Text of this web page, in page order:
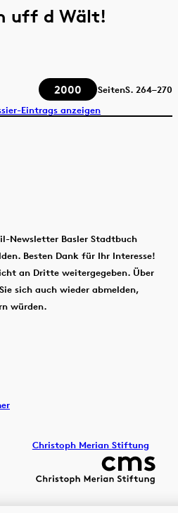
uff d Wält!
2000 SeitenS. 264–270
Eintrags anzeigen
Newsletter Basler Stadtbuch
Besten Dank für Ihr Interesse!
an Dritte weitergegeben. Über
sich auch wieder abmelden,
würden.
Christoph Merian Stiftung